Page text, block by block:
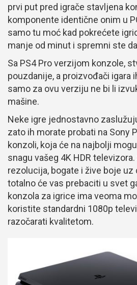
prvi put pred igrače stavljena
komponente identične onim u
samo tu moć kad pokrećete
manje od minut i spremni ste
Sa PS4 Pro verzijom konzole,
pouzdanije, a proizvođači igara
samo za ovu verziju ne bi li
mašine.
Neke igre jednostavno
zato ih morate probati na Sony
konzoli, koja će na najbolji
snagu vašeg 4K HDR
rezolucija, bogate i žive boje
totalno će vas prebaciti u svet
konzola za igrice ima veoma
koristite standardni 1080p
razočarati kvalitetom.